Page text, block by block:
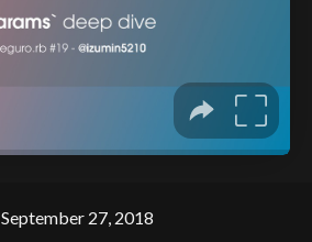
September 27, 2018